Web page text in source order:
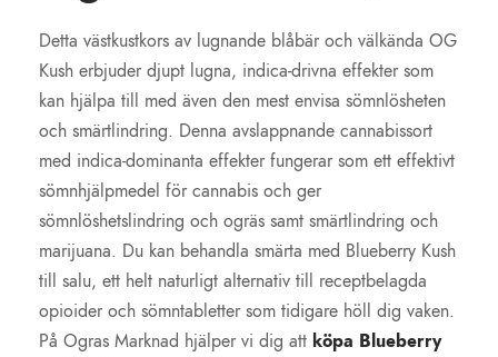
Detta västkustkors av lugnande blåbär och välkända OG
Kush erbjuder djupt lugna, indica-drivna effekter som
kan hjälpa till med även den mest envisa sömnlösheten
och smärtlindring. Denna avslappnande cannabissort
med indica-dominanta effekter fungerar som ett effektivt
sömnhjälpmedel för cannabis och ger
sömnlöshetslindring och ogräs samt smärtlindring och
marijuana. Du kan behandla smärta med Blueberry Kush
till salu, ett helt naturligt alternativ till receptbelagda
opioider och sömntabletter som tidigare höll dig vaken.
På Ogras Marknad hjälper vi dig att köpa Blueberry